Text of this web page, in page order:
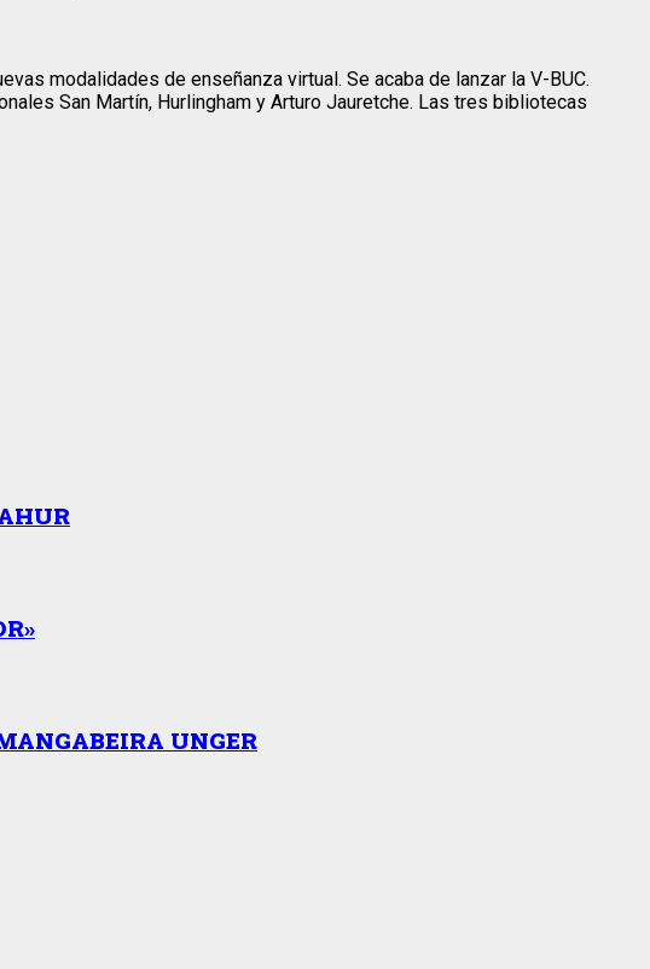
modalidades de enseñanza virtual. Se acaba de lanzar la V-BUC.
San Martín, Hurlingham y Arturo Jauretche. Las tres bibliotecas
UNGER